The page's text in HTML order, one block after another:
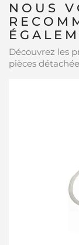
NOUS
Découvrez les
pièces